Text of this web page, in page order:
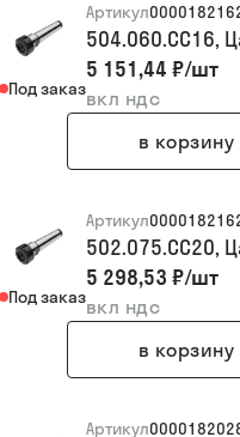
Под заказ
Артикул
504.060.CC16,
5 151,44 ₽/шт
вкл ндс
в корзину
Под заказ
Артикул
502.075.CC20,
5 298,53 ₽/шт
вкл ндс
в корзину
Артикул